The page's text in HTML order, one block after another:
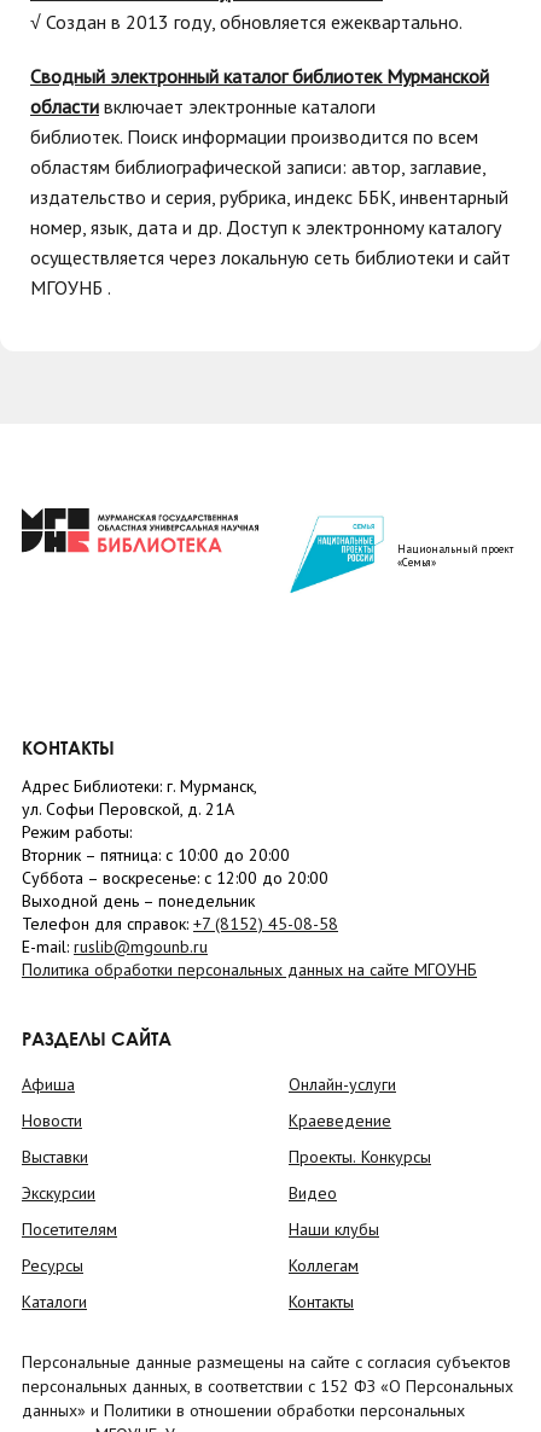
√ Создан в 2013 году, обновляется ежеквартально.
Сводный электронный каталог библиотек Мурманской
области включает электронные каталоги
библиотек. Поиск информации производится по всем
областям библиографической записи: автор, заглавие,
издательство и серия, рубрика, индекс ББК, инвентарный
номер, язык, дата и др. Доступ к электронному каталогу
осуществляется через локальную сеть библиотеки и сайт
МГОУНБ .
Национальный проект
«Семья»
КОНТАКТЫ
Адрес Библиотеки: г. Мурманск,
ул. Софьи Перовской, д. 21А
Режим работы:
Вторник – пятница: с 10:00 до 20:00
Суббота – воскресенье: c 12:00 до 20:00
Выходной день – понедельник
Телефон для справок: +7 (8152) 45-08-58
E-mail: ruslib@mgounb.ru
Политика обработки персональных данных на сайте МГОУНБ
РАЗДЕЛЫ САЙТА
Афиша
Новости
Выставки
Экскурсии
Посетителям
Ресурсы
Каталоги
Онлайн-услуги
Краеведение
Проекты. Конкурсы
Видео
Наши клубы
Коллегам
Контакты
Персональные данные размещены на сайте с согласия субъектов
персональных данных, в соответствии с 152 ФЗ «О Персональных
данных» и Политики в отношении обработки персональных